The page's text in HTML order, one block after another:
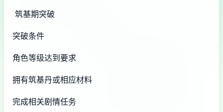
筑基期突破
突破条件
角色等级达到要求
拥有筑基丹或相应材料
完成相关剧情任务